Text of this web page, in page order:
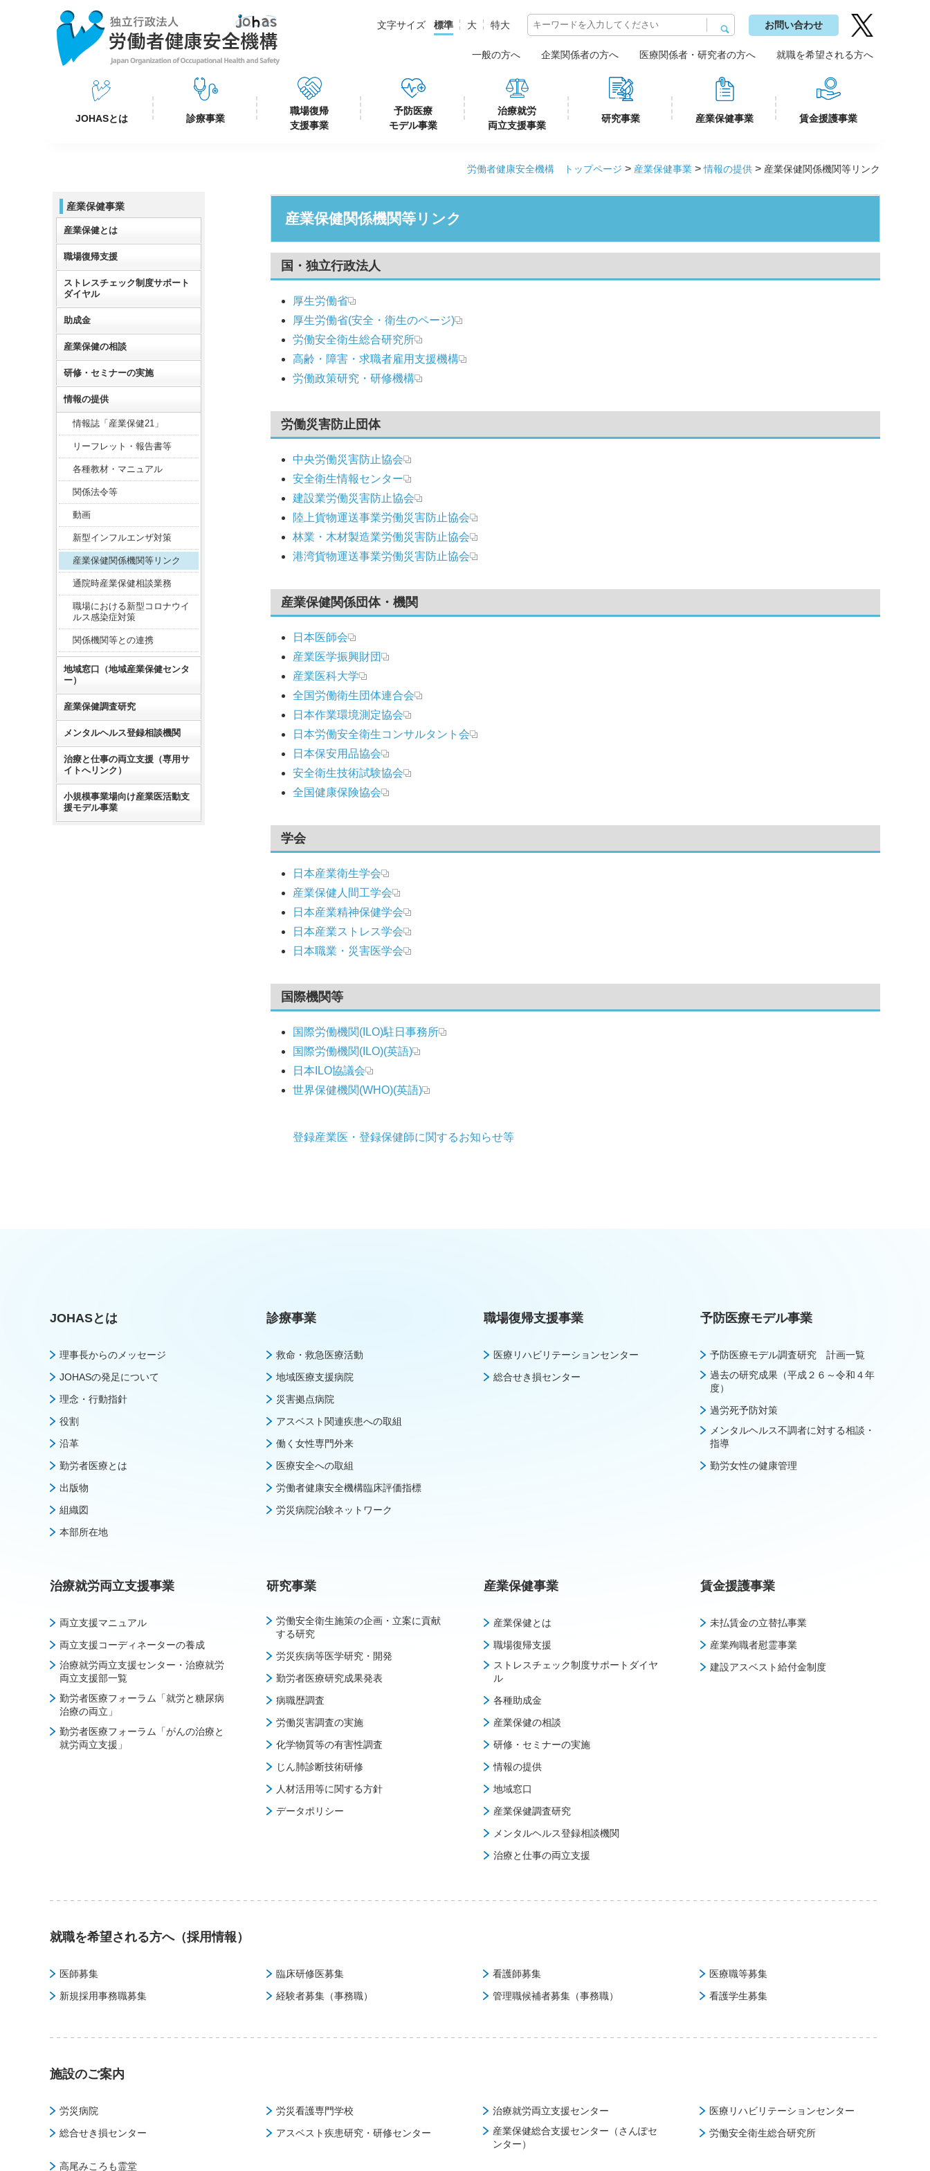
標準 大 特大 お問い合わせ
一般の方へ 企業関係者の方へ 医療関係者・研究者の方へ 就職を希望される方へ
JOHASとは 診療事業
職場復帰
支援事業
予防医療
モデル事業
治療就労
両立支援事業
研究事業 産業保健事業 賃金援護事業
労働者健康安全機構 トップページ > 産業保健事業 >情報の提供 > 産業保健関係機関等リンク
産業保健関係機関等リンク
国・独立行政法人
厚生労働省
厚生労働省(安全・衛生のページ)
労働安全衛生総合研究所
高齢・障害・求職者雇用支援機構
労働政策研究・研修機構
労働災害防止団体
中央労働災害防止協会
安全衛生情報センター
建設業労働災害防止協会
陸上貨物運送事業労働災害防止協会
林業・木材製造業労働災害防止協会
港湾貨物運送事業労働災害防止協会
産業保健関係団体・機関
日本医師会
産業医学振興財団
産業医科大学
全国労働衛生団体連合会
日本作業環境測定協会
日本労働安全衛生コンサルタント会
日本保安用品協会
安全衛生技術試験協会
全国健康保険協会
学会
日本産業衛生学会
産業保健人間工学会
日本産業精神保健学会
日本産業ストレス学会
日本職業・災害医学会
国際機関等
国際労働機関(ILO)駐日事務所
国際労働機関(ILO)(英語)
日本ILO協議会
世界保健機関(WHO)(英語)
登録産業医・登録保健師に関するお知らせ等
産業保健事業
産業保健とは
職場復帰支援
ストレスチェック制度サポート
ダイヤル
助成金
産業保健の相談
研修・セミナーの実施
情報の提供
情報誌「産業保健21」
リーフレット・報告書等
各種教材・マニュアル
関係法令等
動画
新型インフルエンザ対策
産業保健関係機関等リンク
通院時産業保健相談業務
職場における新型コロナウイ
ルス感染症対策
関係機関等との連携
地域窓口（地域産業保健センタ
ー）
産業保健調査研究
メンタルヘルス登録相談機関
治療と仕事の両立支援（専用サ
イトへリンク）
小規模事業場向け産業医活動支
援モデル事業
JOHASとは
理事長からのメッセージ
JOHASの発足について
理念・行動指針
役割
沿革
勤労者医療とは
出版物
組織図
本部所在地
診療事業
救命・救急医療活動
地域医療支援病院
災害拠点病院
アスベスト関連疾患への取組
働く女性専門外来
医療安全への取組
労働者健康安全機構臨床評価指標
労災病院治験ネットワーク
職場復帰支援事業
医療リハビリテーションセンター
総合せき損センター
予防医療モデル事業
予防医療モデル調査研究 計画一覧
過去の研究成果（平成２６～令和４年
度）
過労死予防対策
メンタルヘルス不調者に対する相談・
指導
勤労女性の健康管理
治療就労両立支援事業
両立支援マニュアル
両立支援コーディネーターの養成
治療就労両立支援センター・治療就労
両立支援部一覧
勤労者医療フォーラム「就労と糖尿病
治療の両立」
勤労者医療フォーラム「がんの治療と
就労両立支援」
研究事業
労働安全衛生施策の企画・立案に貢献
する研究
労災疾病等医学研究・開発
勤労者医療研究成果発表
病職歴調査
労働災害調査の実施
化学物質等の有害性調査
じん肺診断技術研修
人材活用等に関する方針
データポリシー
産業保健事業
産業保健とは
職場復帰支援
ストレスチェック制度サポートダイヤ
ル
各種助成金
産業保健の相談
研修・セミナーの実施
情報の提供
地域窓口
産業保健調査研究
メンタルヘルス登録相談機関
治療と仕事の両立支援
賃金援護事業
未払賃金の立替払事業
産業殉職者慰霊事業
建設アスベスト給付金制度
就職を希望される方へ（採用情報）
医師募集 臨床研修医募集 看護師募集
医療職等募集
新規採用事務職募集
経験者募集（事務職） 管理職候補者募集（事務職） 看護学生募集
施設のご案内
労災病院 労災看護専門学校 治療就労両立支援センター
医療リハビリテーションセンター
総合せき損センター
アスベスト疾患研究・研修センター
産業保健総合支援センター（さんぽセ
ンター）
労働安全衛生総合研究所
高尾みころも霊堂